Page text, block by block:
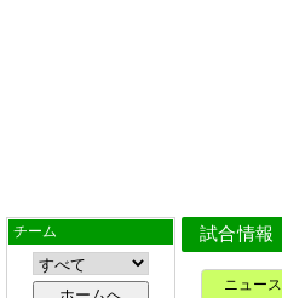
チーム 試合情報
ニュース